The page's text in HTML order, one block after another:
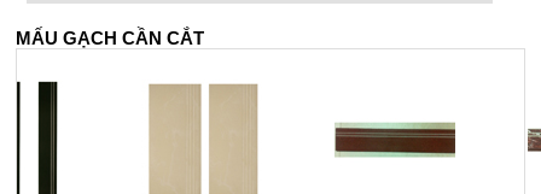
MẤU GẠCH CẦN CẮT